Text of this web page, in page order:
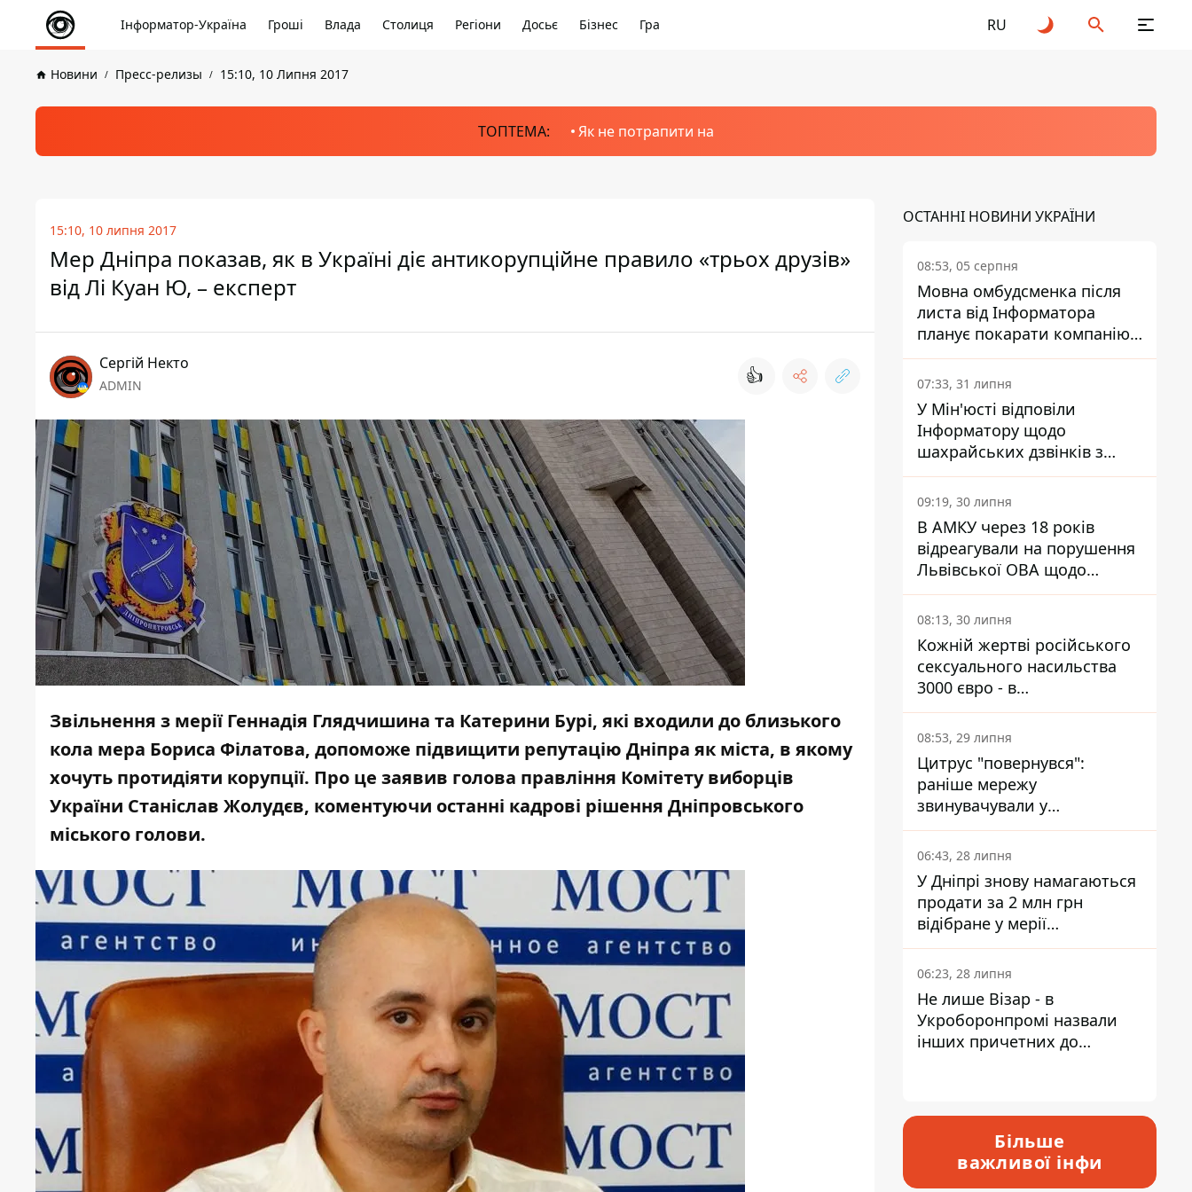
Інформатор-Україна Гроші Влада Столиця Регіони Досьє Бізнес Гра RU
Новини Пресс-релизы 15:10, 10 Липня 2017
ТОПТЕМА: Як не потрапити на
15:10, 10 липня 2017
Мер Дніпра показав, як в Україні діє антикорупційне правило «трьох друзів»
від Лі Куан Ю, – експерт
Сергій Некто
ADMIN 👍
Звільнення з мерії Геннадія Глядчишина та Катерини Бурі, які входили до близького
кола мера Бориса Філатова, допоможе підвищити репутацію Дніпра як міста, в якому
хочуть протидіяти корупції. Про це заявив голова правління Комітету виборців
України Станіслав Жолудєв, коментуючи останні кадрові рішення Дніпровського
міського голови.
ОСТАННІ НОВИНИ УКРАЇНИ
08:53, 05 серпня
Мовна омбудсменка після
листа від Інформатора
планує покарати компанію-
підрядника ПриватБанку
07:33, 31 липня
У Мін'юсті відповіли
Інформатору щодо
шахрайських дзвінків з
камери Сумського СІЗО так,
що ніхто нічого не зрозумів
09:19, 30 липня
В АМКУ через 18 років
відреагували на порушення
Львівської ОВА щодо
харчування у закладах
освіти
08:13, 30 липня
Кожній жертві російського
сексуального насильства
3000 євро - в
Мінсоцполітики пояснили
Інформатору, звідки на це
гроші
08:53, 29 липня
Цитрус "повернувся":
раніше мережу
звинувачували у
контрабанді техніки та
ухиленні від сплати
податків
06:43, 28 липня
У Дніпрі знову намагаються
продати за 2 млн грн
відібране у мерії
приміщення Укрпошти
06:23, 28 липня
Не лише Візар - в
Укроборонпромі назвали
інших причетних до
Більше
важливої інфи